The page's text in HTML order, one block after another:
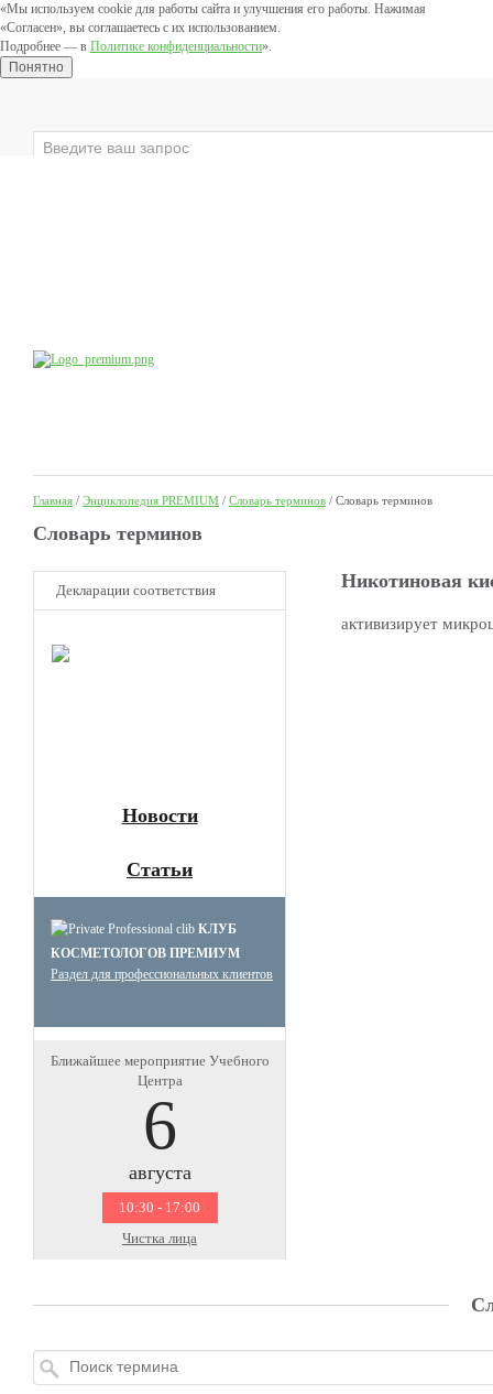
«Мы используем cookie для работы сайта и улучшения его работы. Нажимая
«Согласен», вы соглашаетесь с их использованием.
Подробнее — в Политике конфиденциальности».
Понятно
Главная / Энциклопедия PREMIUM / Словарь терминов / Словарь терминов
Cловарь терминов
Декларации соответствия
Новости
Статьи
КЛУБ
КОСМЕТОЛОГОВ ПРЕМИУМ
Раздел для профессиональных клиентов
Ближайшее мероприятие Учебного
Центра
6
августа
10:30 - 17:00
Чистка лица
Никотиновая
активизирует